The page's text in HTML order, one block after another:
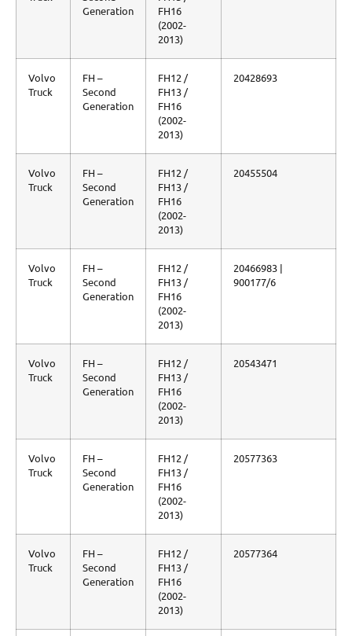
Generation
FH16
(2002-
2013)
Volvo
Truck
FH –
Second
Generation
FH12 /
FH13 /
FH16
(2002-
2013)
20428693
Volvo
Truck
FH –
Second
Generation
FH12 /
FH13 /
FH16
(2002-
2013)
20455504
Volvo
Truck
FH –
Second
Generation
FH12 /
FH13 /
FH16
(2002-
2013)
20466983 |
900177/6
Volvo
Truck
FH –
Second
Generation
FH12 /
FH13 /
FH16
(2002-
2013)
20543471
Volvo
Truck
FH –
Second
Generation
FH12 /
FH13 /
FH16
(2002-
2013)
20577363
Volvo
Truck
FH –
Second
Generation
FH12 /
FH13 /
FH16
(2002-
2013)
20577364